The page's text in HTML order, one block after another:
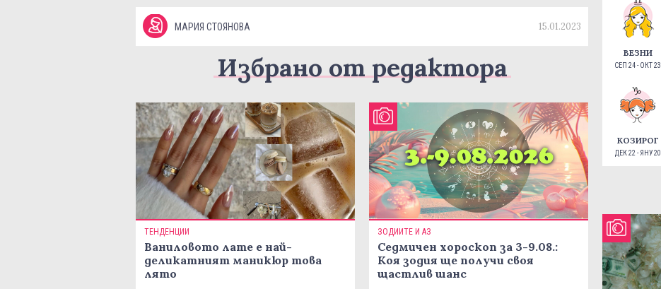
МАРИЯ СТОЯНОВА 15.01.2023
Избрано от редактора
ТЕНДЕНЦИИ
Ваниловото лате е най-
деликатният маникюр това
лято
ЗОДИИТЕ И АЗ
Седмичен хороскоп за 3-9.08.:
Коя зодия ще получи своя
щастлив шанс
ВЕЗНИ
СЕП 24 - ОКТ 23
КОЗИРОГ
ДЕК 22 - ЯНУ 20